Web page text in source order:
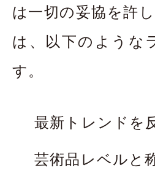
は一切の妥協を許
は、以下のような
す。
最新トレンドを
芸術品レベルと